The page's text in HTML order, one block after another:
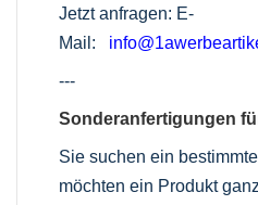
Jetzt anfragen: E-
Mail:
---
Sonderanfertigungen
Sie suchen ein
möchten ein Produkt